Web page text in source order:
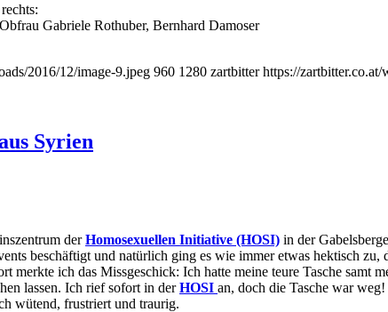
Gabriele Rothuber, Bernhard Damoser
2016/12/image-9.jpeg 960 1280 zartbitter https://
Syrien
derHomosexuellen Initiative (HOSI) in der
beschäftigt und natürlich ging es wie immer etwas hektisch
merkte ich das Missgeschick: Ich hatte meine teure Tasche
lassen. Ich rief sofort in derHOSI an, doch die Tasche war
wütend, frustriert und traurig.